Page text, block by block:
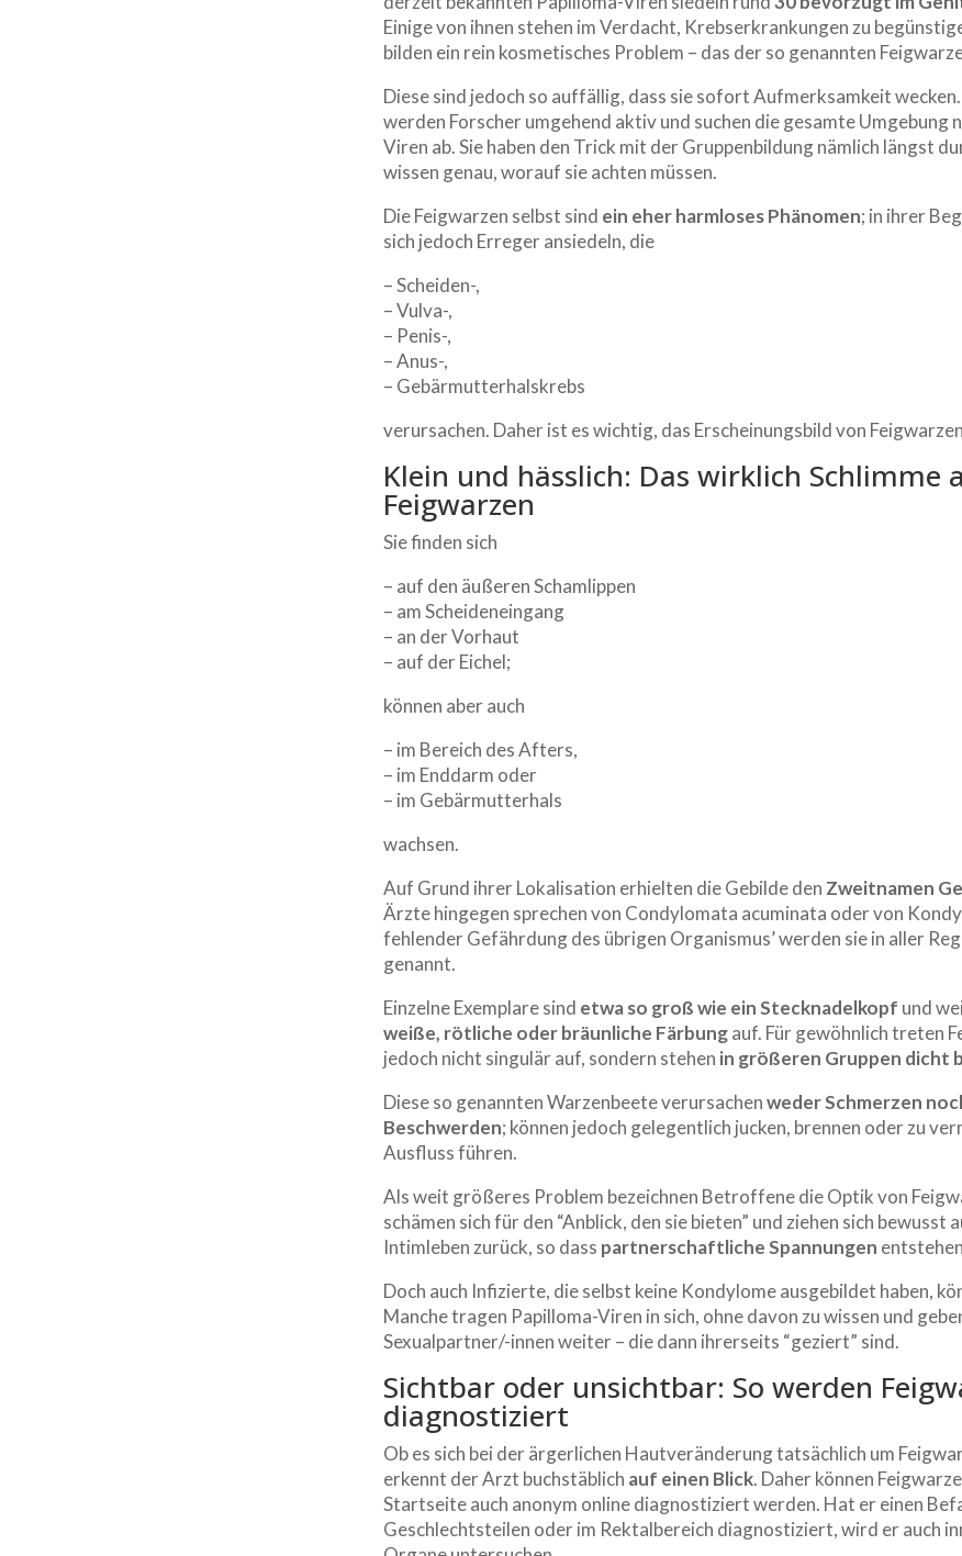
Einige von ihnen stehen im Verdacht, Krebserkrankungen zu
bilden ein rein kosmetisches Problem – das der so genannten
Diese sind jedoch so auffällig, dass sie sofort Aufmerksamkeit wecken.
werden Forscher umgehend aktiv und suchen die gesamte Umgebung
Viren ab. Sie haben den Trick mit der Gruppenbildung nämlich längst
wissen genau, worauf sie achten müssen.
Die Feigwarzen selbst sind ein eher harmloses Phänomen; in ihrer
sich jedoch Erreger ansiedeln, die
– Scheiden-,
– Vulva-,
– Penis-,
– Anus-,
– Gebärmutterhalskrebs
verursachen. Daher ist es wichtig, das Erscheinungsbild von
Klein und hässlich: Das wirklich Schlimme
Feigwarzen
Sie finden sich
– auf den äußeren Schamlippen
– am Scheideneingang
– an der Vorhaut
– auf der Eichel;
können aber auch
– im Bereich des Afters,
– im Enddarm oder
– im Gebärmutterhals
wachsen.
Auf Grund ihrer Lokalisation erhielten die Gebilde den Zweitnamen
Ärzte hingegen sprechen von Condylomata acuminata oder von
fehlender Gefährdung des übrigen Organismus’ werden sie in aller
genannt.
Einzelne Exemplare sind etwa so groß wie ein Stecknadelkopf und
weiße, rötliche oder bräunliche Färbungauf. Für gewöhnlich treten
jedoch nicht singulär auf, sondern stehen in größeren Gruppen dicht
Diese so genannten Warzenbeete verursachenweder Schmerzen
Beschwerden; können jedoch gelegentlich jucken, brennen oder zu
Ausfluss führen.
Als weit größeres Problem bezeichnen Betroffene die Optik von
schämen sich für den “Anblick, den sie bieten” und ziehen sich bewusst
Intimleben zurück, so dass partnerschaftliche Spannungen
Doch auch Infizierte, die selbst keine Kondylome ausgebildet haben,
Manche tragen Papilloma-Viren in sich, ohne davon zu wissen und
Sexualpartner/-innen weiter – die dann ihrerseits “geziert” sind.
Sichtbar oder unsichtbar: So werden
diagnostiziert
Ob es sich bei der ärgerlichen Hautveränderung tatsächlich um
erkennt der Arzt buchstäblich auf einen Blick. Daher können
Startseite auch anonym online diagnostiziert werden. Hat er einen
Geschlechtsteilen oder im Rektalbereich diagnostiziert, wird er auch